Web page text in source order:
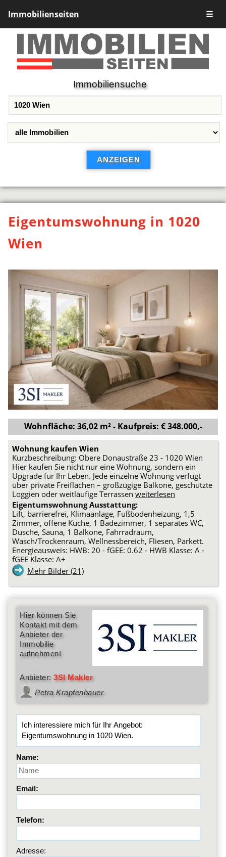
Immobilienseiten ☰
Immobiliensuche
Eigentumswohnung in 1020
Wien
Wohnfläche: 36,02 m² - Kaufpreis: € 348.000,-
Wohnung kaufen Wien
Kurzbeschreibung: Obere Donaustraße 23 - 1020 Wien
Hier kaufen Sie nicht nur eine Wohnung, sondern ein
Upgrade für Ihr Leben. Jede einzelne Wohnung verfügt
über private Freiflächen – großzügige Balkone, geschützte
Loggien oder weitläufige Terrassenweiterlesen
Eigentumswohnung Ausstattung:
Lift, barrierefrei, Klimaanlage, Fußbodenheizung, 1,5
Zimmer, offene Küche, 1 Badezimmer, 1 separates WC,
Dusche, Sauna, 1 Balkone, Fahrradraum,
Wasch/Trockenraum, Wellnessbereich, Fliesen, Parkett.
Energieausweis: HWB: 20 - fGEE: 0.62 - HWB Klasse: A -
fGEE Klasse: A+
Mehr Bilder (21)
Hier können Sie
Kontakt mit dem
Anbieter der
Immobilie
aufnehmen!
Anbieter:3SI Makler
Petra Krapfenbauer
Name:
Email:
Telefon:
Adresse: